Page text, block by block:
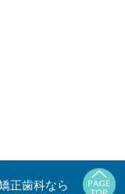
正歯科なら